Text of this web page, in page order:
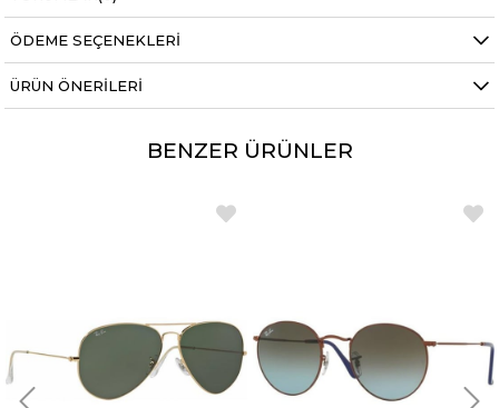
ÖDEME SEÇENEKLERI
ÜRÜN ÖNERILERI
BENZER ÜRÜNLER